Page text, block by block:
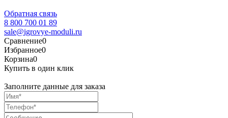
Обратная связь
8 800 700 01 89
sale@igrovye-moduli.ru
Сравнение0
Избранное0
Корзина0
Купить в один клик
Заполните данные для заказа